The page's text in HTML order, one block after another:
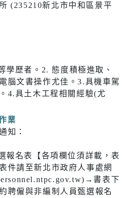
(235210新北市中和區景平
學歷者。2. 態度積極進取、
腦文書操作尤佳。3.具機車駕
4.具土木工程相關經驗(尤
業
知：
報名表【各項欄位須詳載，表
件請至新北市政府人事處網
書表下
聘僱與非編制人員甄選報名